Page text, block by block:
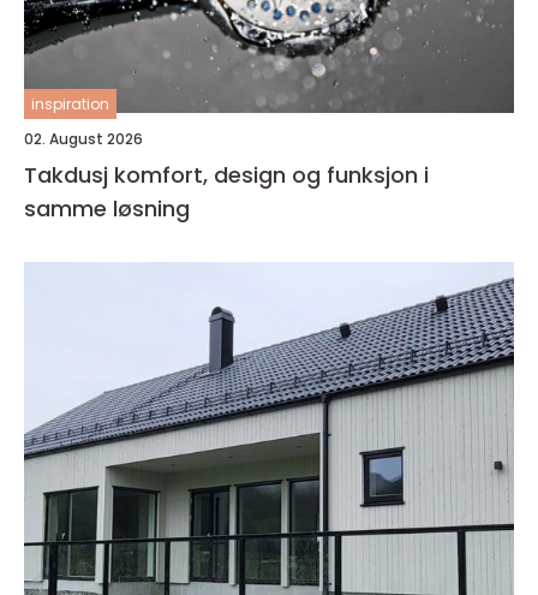
inspiration
02. August 2026
Takdusj komfort, design og funksjon i
samme løsning